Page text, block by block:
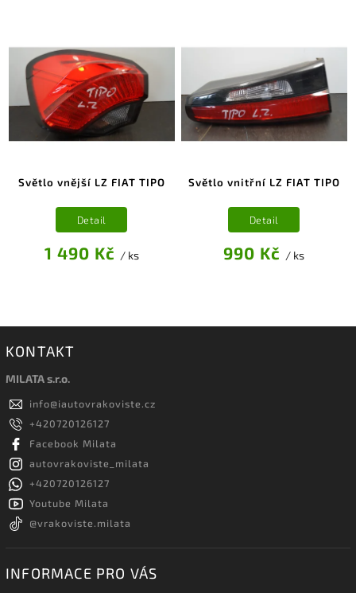
Světlo vnější LZ FIAT TIPO
1 490 Kč / ks
Detail
Světlo vnitřní LZ FIAT TIPO
990 Kč / ks
Detail
KONTAKT
MILATA s.r.o.
info@iautovrakoviste.cz
+420720126127
Facebook Milata
autovrakoviste_milata
+420720126127
Youtube Milata
@vrakoviste.milata
INFORMACE PRO VÁS